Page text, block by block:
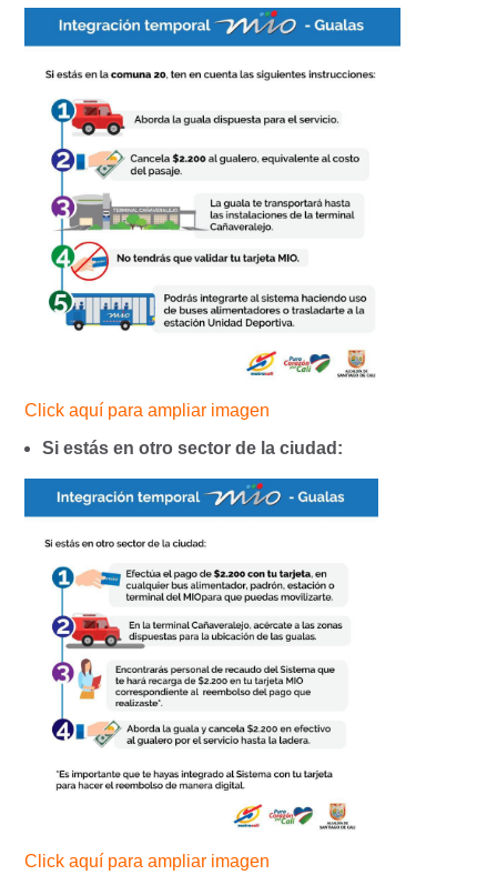
Click aquí para ampliar imagen
Si estás en otro sector de la ciudad:
Click aquí para ampliar imagen